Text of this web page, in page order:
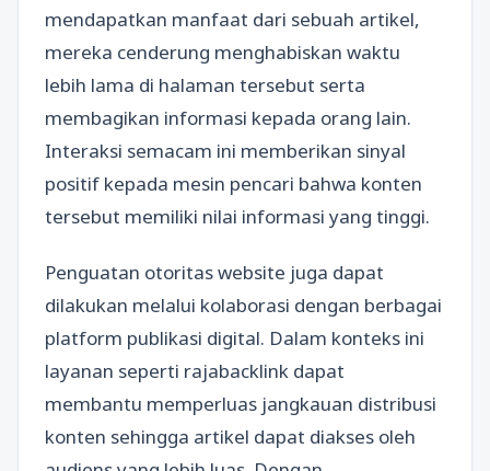
mendapatkan manfaat dari sebuah artikel,
mereka cenderung menghabiskan waktu
lebih lama di halaman tersebut serta
membagikan informasi kepada orang lain.
Interaksi semacam ini memberikan sinyal
positif kepada mesin pencari bahwa konten
tersebut memiliki nilai informasi yang tinggi.
Penguatan otoritas website juga dapat
dilakukan melalui kolaborasi dengan berbagai
platform publikasi digital. Dalam konteks ini
layanan seperti rajabacklink dapat
membantu memperluas jangkauan distribusi
konten sehingga artikel dapat diakses oleh